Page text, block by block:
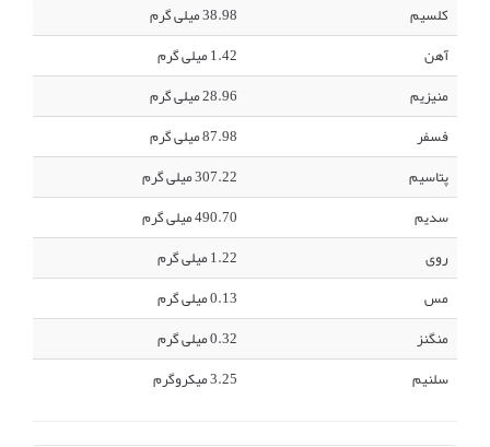
کلسیم
38.98 میلی گرم
آهن
1.42 میلی گرم
منیزیم
28.96 میلی گرم
فسفر
87.98 میلی گرم
پتاسیم
307.22 میلی گرم
سدیم
490.70 میلی گرم
روی
1.22 میلی گرم
مس
0.13 میلی گرم
منگنز
0.32 میلی گرم
سلنیم
3.25 میکروگرم